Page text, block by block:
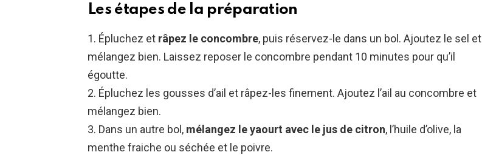
Les étapes de la préparation
1. Épluchez et râpez le concombre, puis réservez-le dans un bol. Ajoutez le sel et
mélangez bien. Laissez reposer le concombre pendant 10 minutes pour qu’il
égoutte.
2. Épluchez les gousses d’ail et râpez-les finement. Ajoutez l’ail au concombre et
mélangez bien.
3. Dans un autre bol, mélangez le yaourt avec le jus de citron, l’huile d’olive, la
menthe fraiche ou séchée et le poivre.